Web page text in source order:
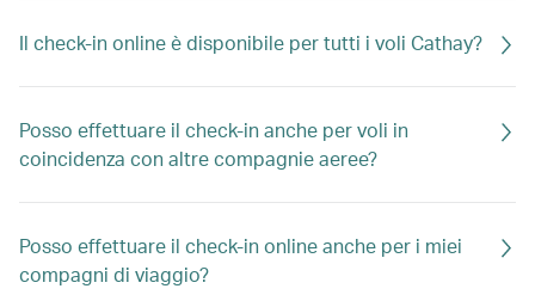
Il check-in online è disponibile per tutti i voli Cathay?
Posso effettuare il check-in anche per voli in
coincidenza con altre compagnie aeree?
Posso effettuare il check-in online anche per i miei
compagni di viaggio?